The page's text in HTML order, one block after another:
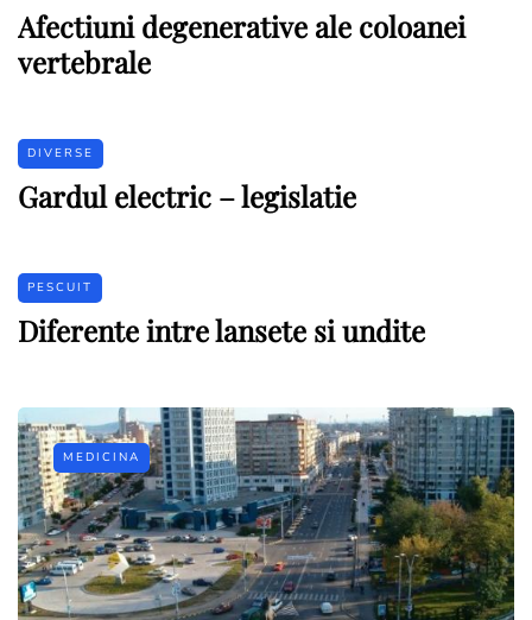
Afectiuni degenerative ale coloanei
vertebrale
DIVERSE
Gardul electric – legislatie
PESCUIT
Diferente intre lansete si undite
MEDICINA